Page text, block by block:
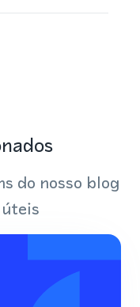
do nosso blog